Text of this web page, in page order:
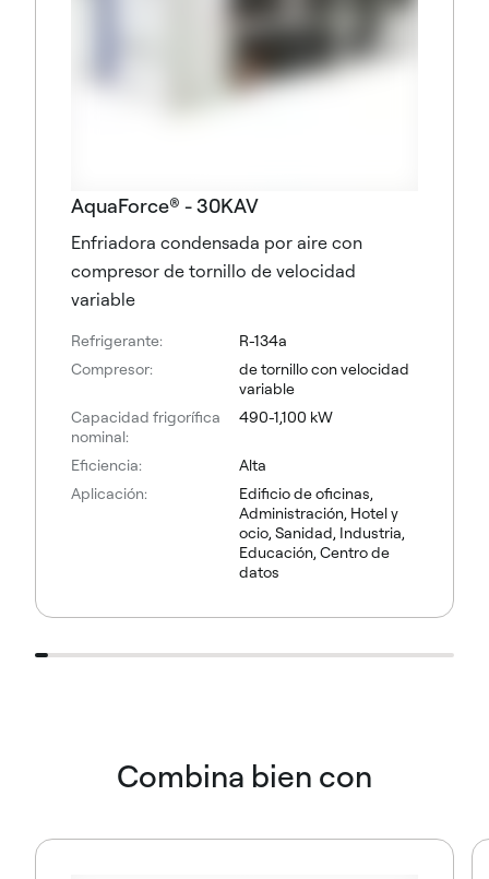
AquaForce® - 30KAV
Enfriadora condensada por aire con
compresor de tornillo de velocidad
variable
Refrigerante:
R-134a
Compresor:
de tornillo con velocidad
variable
Capacidad frigorífica
nominal:
490-1,100 kW
Eficiencia:
Alta
Aplicación:
Edificio de oficinas,
Administración, Hotel y
ocio, Sanidad, Industria,
Educación, Centro de
datos
Combina bien con